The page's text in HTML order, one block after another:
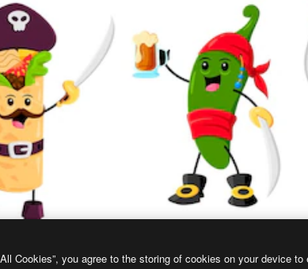
Cookies”, you agree to the storing of cookies on your device to